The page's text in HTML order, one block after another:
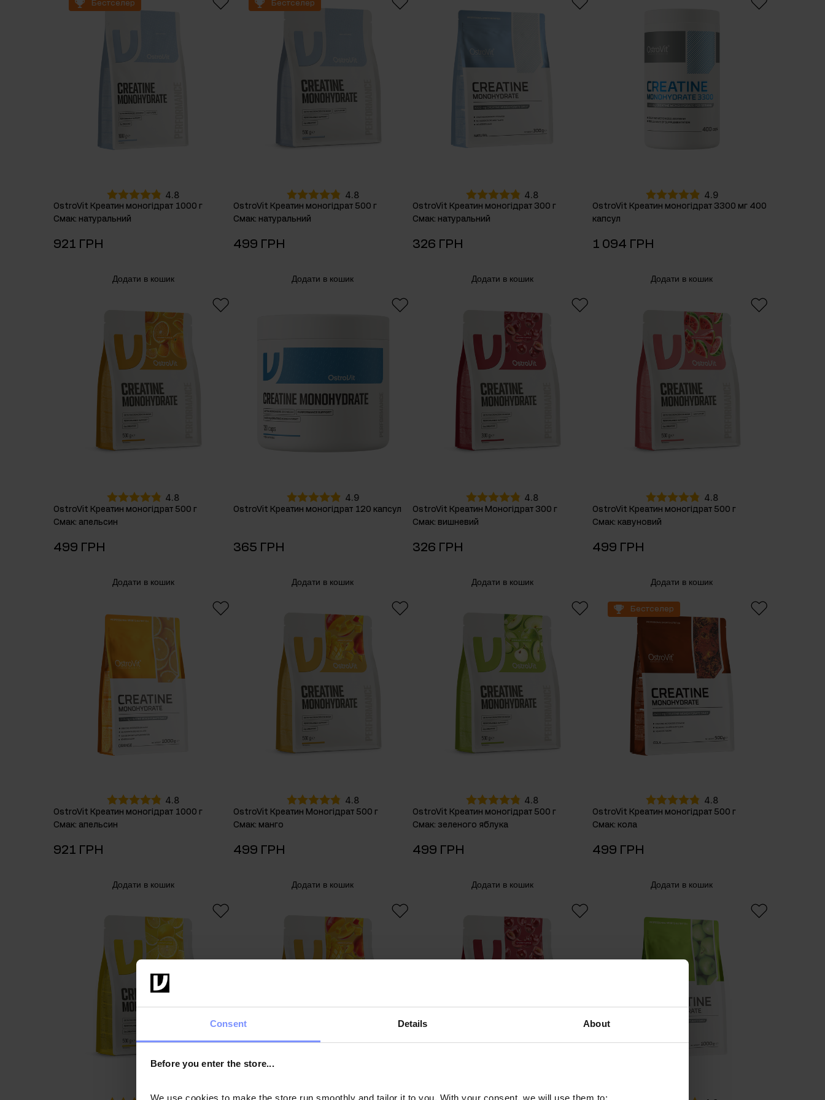
Consent Details About
Before you enter the store...
We use cookies to make the store run smoothly and tailor it to you. With your consent, we will use them to:
Бустери гормонів
Бестселер
4.8
OstroVit Креатин моногідрат 1000 г
Смак: натуральний
921 ГРН
Додати в кошик
Бестселер
4.8
OstroVit Креатин моногідрат 500 г
Смак: натуральний
499 ГРН
Додати в кошик
4.8
OstroVit Креатин моногідрат 300 г
Смак: натуральний
326 ГРН
Додати в кошик
4.9
OstroVit Креатин моногідрат 3300 мг 400
капсул
1 094 ГРН
Додати в кошик
4.8
OstroVit Креатин моногідрат 500 г
Смак: апельсин
499 ГРН
Додати в кошик
4.9
OstroVit Креатин моногідрат 120 капсул
365 ГРН
Додати в кошик
4.8
OstroVit Креатин Mоногідрат 300 г
Смак: вишневий
326 ГРН
Додати в кошик
4.8
OstroVit Креатин моногідрат 500 г
Смак: кавуновий
499 ГРН
Додати в кошик
4.8
OstroVit Креатин моногідрат 1000 г
Смак: апельсин
921 ГРН
Додати в кошик
4.8
OstroVit Креатин Mоногідрат 500 г
Смак: манго
499 ГРН
Додати в кошик
4.8
OstroVit Креатин моногідрат 500 г
Смак: зеленого яблука
499 ГРН
Додати в кошик
Бестселер
4.8
OstroVit Креатин моногідрат 500 г
Смак: кола
499 ГРН
Додати в кошик